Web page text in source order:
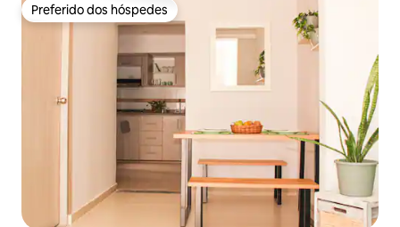
Preferido dos hóspedes
Preferido dos hóspedes